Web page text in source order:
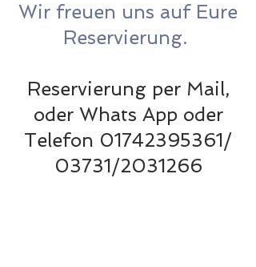
Wir freuen uns auf Eure
Reservierung.
Reservierung per Mail,
oder Whats App oder
Telefon 01742395361/
03731/2031266